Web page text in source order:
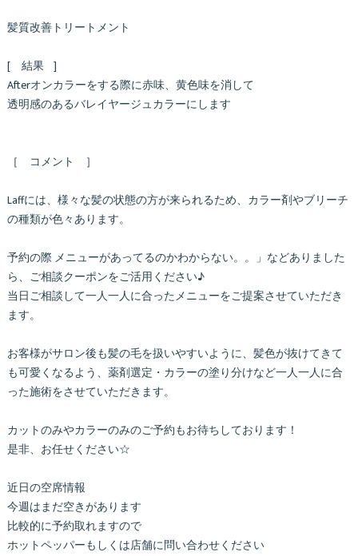
髪質改善トリートメント
[ 結果 ]
Afterオンカラーをする際に赤味、黄色味を消して
透明感のあるバレイヤージュカラーにします
［ コメント ］
Laffには、様々な髪の状態の方が来られるため、カラー剤やブリーチ
の種類が色々あります。
予約の際 メニューがあってるのかわからない。。」などありました
ら、ご相談クーポンをご活用ください♪
当日ご相談して一人一人に合ったメニューをご提案させていただき
ます。
お客様がサロン後も髪の毛を扱いやすいように、髪色が抜けてきて
も可愛くなるよう、薬剤選定・カラーの塗り分けなど一人一人に合
った施術をさせていただきます。
カットのみやカラーのみのご予約もお待ちしております！
是非、お任せください☆
近日の空席情報
今週はまだ空きがあります
比較的に予約取れますので
ホットペッパーもしくは店舗に問い合わせください